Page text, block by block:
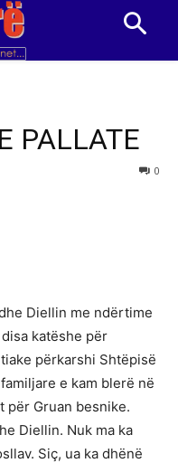
PALLATE
0
Diellin me ndërtime
katëshe për
përkarshi Shtëpisë
e kam blerë në
për Gruan besnike.
Diellin. Nuk ma ka
Siç, ua ka dhënë